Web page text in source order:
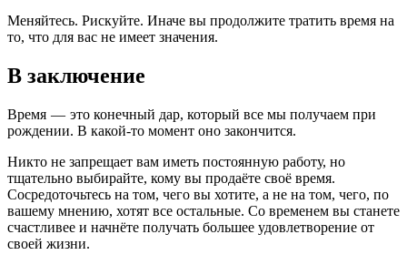
Меняйтесь. Рискуйте. Иначе вы продолжите тратить время на
то, что для вас не имеет значения.
В заключение
Время — это конечный дар, который все мы получаем при
рождении. В какой-то момент оно закончится.
Никто не запрещает вам иметь постоянную работу, но
тщательно выбирайте, кому вы продаёте своё время.
Сосредоточьтесь на том, чего вы хотите, а не на том, чего, по
вашему мнению, хотят все остальные. Со временем вы станете
счастливее и начнёте получать большее удовлетворение от
своей жизни.